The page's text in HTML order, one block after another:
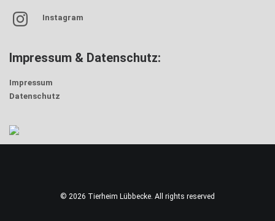
Instagram
Impressum & Datenschutz:
Impressum
Datenschutz
© 2026 Tierheim Lübbecke. All rights reserved